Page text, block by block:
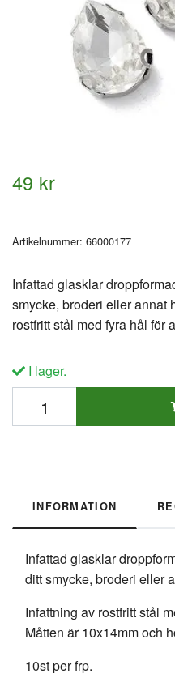
49 kr
Artikelnummer: 66000177
Infattad glasklar
smycke, broderi eller annat
rostfritt stål med fyra hål för
I lager.
INFORMATION
Infattad glasklar
ditt smycke, broderi eller
Infattning av rostfritt stål
Måtten är 10x14mm och
10st per frp.